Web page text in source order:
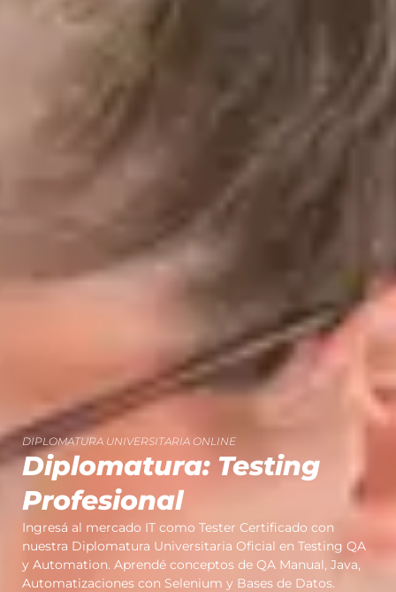
DIPLOMATURA UNIVERSITARIA ONLINE
Diplomatura: Testing
Profesional
Ingresá al mercado IT como Tester Certificado con
nuestra Diplomatura Universitaria Oficial en Testing QA
y Automation. Aprendé conceptos de QA Manual, Java,
Automatizaciones con Selenium y Bases de Datos.